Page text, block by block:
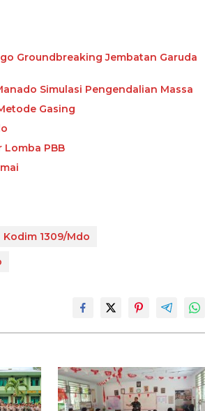
Groundbreaking Jembatan Garuda
Simulasi Pengendalian Massa
Gasing
Lomba PBB
Kodim 1309/Mdo